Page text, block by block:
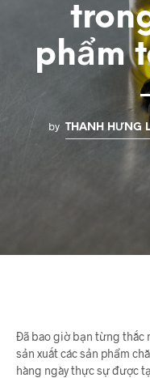
phẩm
by THANH HƯNG
Đã bao giờ bạn từng thắc
sản xuất các sản phẩm
hàng ngày thực sự được